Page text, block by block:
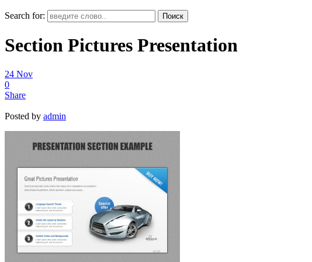
Search for:
Section Pictures Presentation
24 Nov
0
Share
Posted by admin